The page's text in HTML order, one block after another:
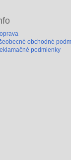
obchodné
podmienky